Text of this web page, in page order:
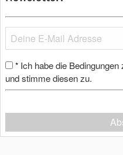
* Ich habe die
und stimme diesen zu.